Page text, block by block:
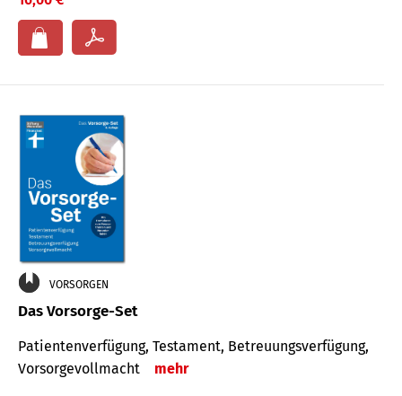
VORSORGEN
Das Vorsorge-Set
Patienten­ver­fügung, Testa­ment, Be­treuungs­verfü­gung,
Vor­sorge­voll­macht
mehr